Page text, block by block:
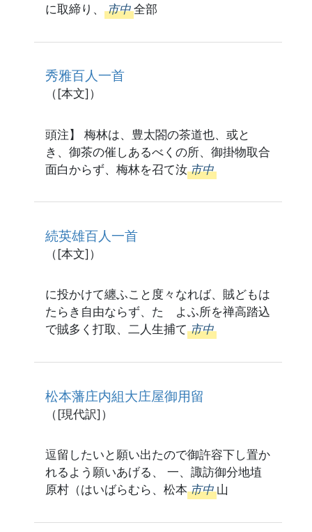
に取締り、 市中 全部
秀雅百人一首
（[本文]）
頭注】 梅林は、豊太閤の茶道也、或と
き、御茶の催しあるべくの所、御掛物取合
面白からず、梅林を召て汝 市中
続英雄百人一首
（[本文]）
に投かけて纏ふこと度々なれば、賊どもは
たらき自由ならず、たゞよふ所を禅高踏込
で賊多く打取、二人生捕て 市中
松本藩庄内組大庄屋御用留
（[現代訳]）
逗留したいと願い出たので御許容下し置か
れるよう願いあげる、 一、諏訪御分地埴
原村（はいばらむら、松本 市中 山